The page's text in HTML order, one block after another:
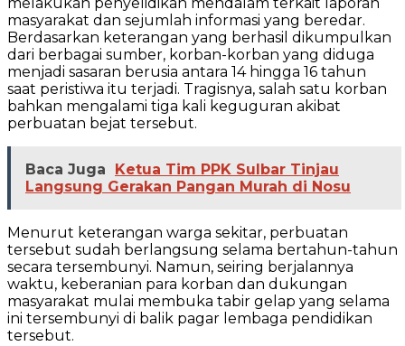
melakukan penyelidikan mendalam terkait laporan
masyarakat dan sejumlah informasi yang beredar.
Berdasarkan keterangan yang berhasil dikumpulkan
dari berbagai sumber, korban-korban yang diduga
menjadi sasaran berusia antara 14 hingga 16 tahun
saat peristiwa itu terjadi. Tragisnya, salah satu korban
bahkan mengalami tiga kali keguguran akibat
perbuatan bejat tersebut.
Baca Juga
Ketua Tim PPK Sulbar Tinjau
Langsung Gerakan Pangan Murah di Nosu
Menurut keterangan warga sekitar, perbuatan
tersebut sudah berlangsung selama bertahun-tahun
secara tersembunyi. Namun, seiring berjalannya
waktu, keberanian para korban dan dukungan
masyarakat mulai membuka tabir gelap yang selama
ini tersembunyi di balik pagar lembaga pendidikan
tersebut.